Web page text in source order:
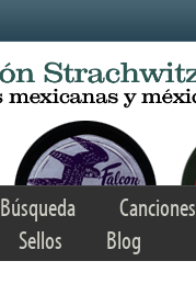
Búsqueda
Canciones
Sellos Blog